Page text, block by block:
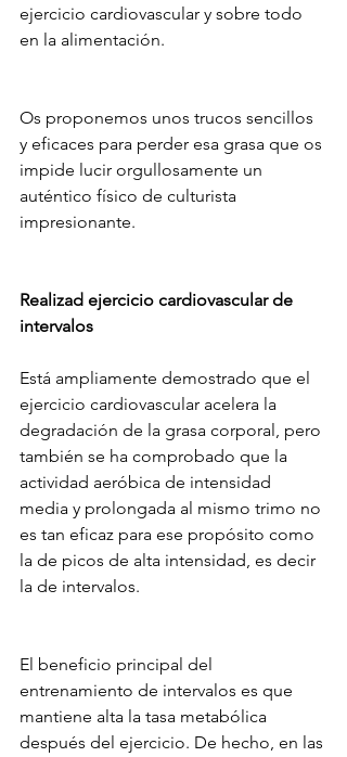
ejercicio cardiovascular y sobre todo
en la alimentación.
Os proponemos unos trucos sencillos
y eficaces para perder esa grasa que os
impide lucir orgullosamente un
auténtico físico de culturista
impresionante.
Realizad ejercicio cardiovascular de
intervalos
Está ampliamente demostrado que el
ejercicio cardiovascular acelera la
degradación de la grasa corporal, pero
también se ha comprobado que la
actividad aeróbica de intensidad
media y prolongada al mismo trimo no
es tan eficaz para ese propósito como
la de picos de alta intensidad, es decir
la de intervalos.
El beneficio principal del
entrenamiento de intervalos es que
mantiene alta la tasa metabólica
después del ejercicio. De hecho, en las